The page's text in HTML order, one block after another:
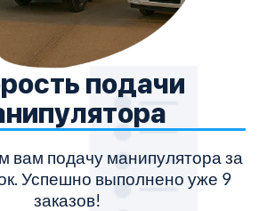
подачи
вам подачу манипулятора за
Успешно выполнено уже 9
заказов!